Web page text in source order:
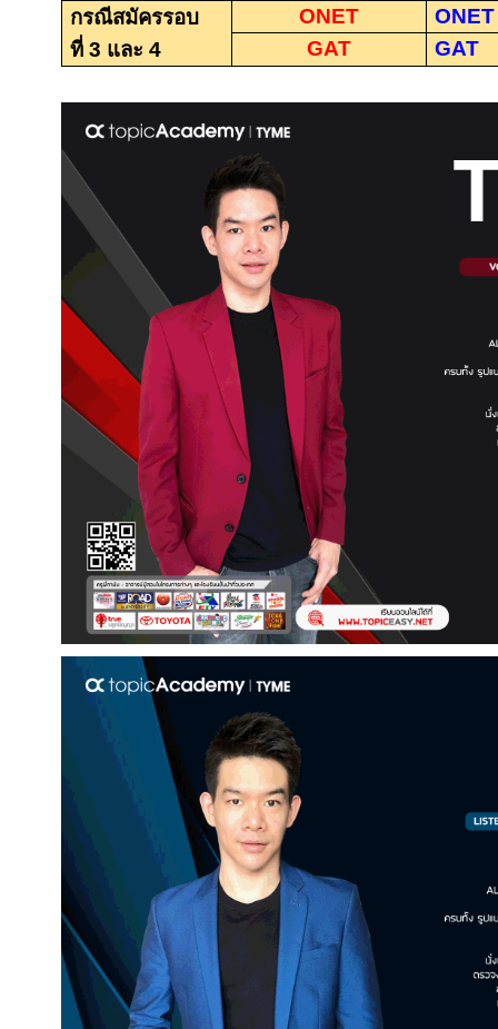
กรณีสมัครรอบ
ที่3 และ4
ONET
ONET
GAT
GAT